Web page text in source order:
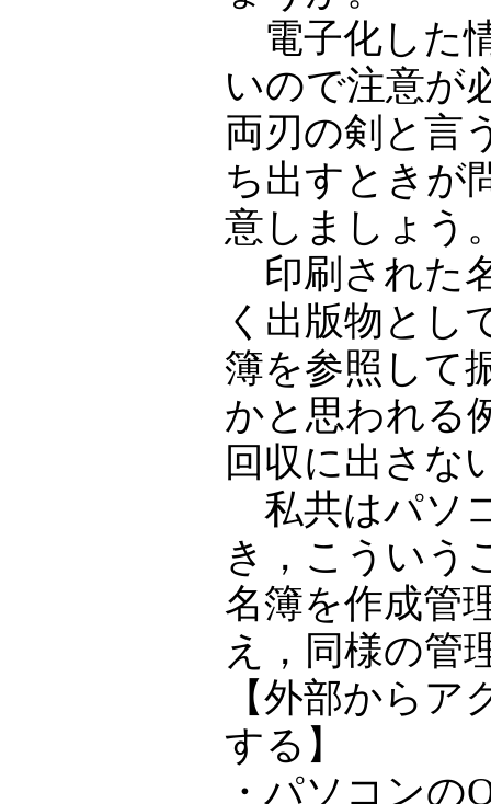
電子化した
いので注意が
両刃の剣と言
ち出すときが
意しましょう
印刷された
く出版物とし
簿を参照して
かと思われる
回収に出さな
私共はパソ
き，こういう
名簿を作成管
え，同様の管
【外部から
する】
・パソコンの